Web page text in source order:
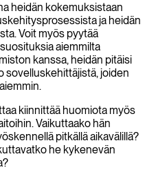
heidän kokemuksistaan
ja heidän
Voit myös pyytää
aiemmilta
kanssa, heidän pitäisi
sovelluskehittäjistä, joiden
kiinnittää huomiota myös
Vaikuttaako hän
pitkällä aikavälillä?
he kykenevän